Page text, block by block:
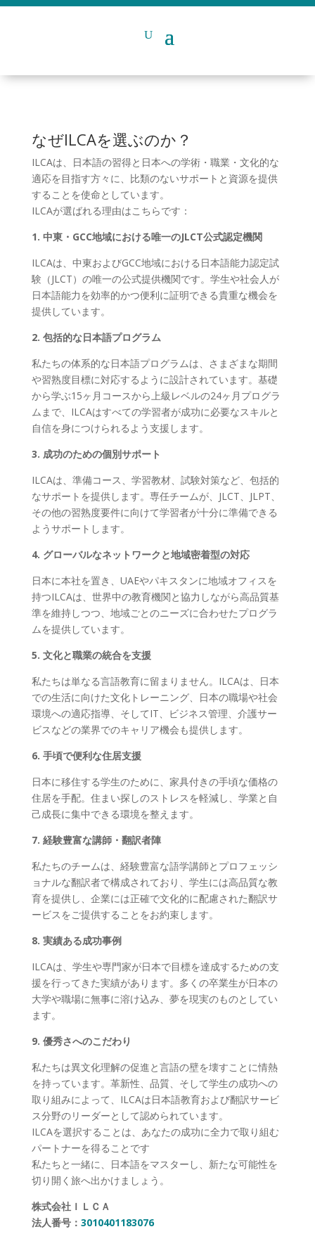
なぜILCAを選ぶのか？
ILCAは、日本語の習得と日本への学術・職業・文化的な
適応を目指す方々に、比類のないサポートと資源を提供
することを使命としています。
ILCAが選ばれる理由はこちらです：
1. 中東・GCC地域における唯一のJLCT公式認定機関
ILCAは、中東およびGCC地域における日本語能力認定試
験（JLCT）の唯一の公式提供機関です。学生や社会人が
日本語能力を効率的かつ便利に証明できる貴重な機会を
提供しています。
2. 包括的な日本語プログラム
私たちの体系的な日本語プログラムは、さまざまな期間
や習熟度目標に対応するように設計されています。基礎
から学ぶ15ヶ月コースから上級レベルの24ヶ月プログラ
ムまで、ILCAはすべての学習者が成功に必要なスキルと
自信を身につけられるよう支援します。
3. 成功のための個別サポート
ILCAは、準備コース、学習教材、試験対策など、包括的
なサポートを提供します。専任チームが、JLCT、JLPT、
その他の習熟度要件に向けて学習者が十分に準備できる
ようサポートします。
4. グローバルなネットワークと地域密着型の対応
日本に本社を置き、UAEやパキスタンに地域オフィスを
持つILCAは、世界中の教育機関と協力しながら高品質基
準を維持しつつ、地域ごとのニーズに合わせたプログラ
ムを提供しています。
5. 文化と職業の統合を支援
私たちは単なる言語教育に留まりません。ILCAは、日本
での生活に向けた文化トレーニング、日本の職場や社会
環境への適応指導、そしてIT、ビジネス管理、介護サー
ビスなどの業界でのキャリア機会も提供します。
6. 手頃で便利な住居支援
日本に移住する学生のために、家具付きの手頃な価格の
住居を手配。住まい探しのストレスを軽減し、学業と自
己成長に集中できる環境を整えます。
7. 経験豊富な講師・翻訳者陣
私たちのチームは、経験豊富な語学講師とプロフェッシ
ョナルな翻訳者で構成されており、学生には高品質な教
育を提供し、企業には正確で文化的に配慮された翻訳サ
ービスをご提供することをお約束します。
8. 実績ある成功事例
ILCAは、学生や専門家が日本で目標を達成するための支
援を行ってきた実績があります。多くの卒業生が日本の
大学や職場に無事に溶け込み、夢を現実のものとしてい
ます。
9. 優秀さへのこだわり
私たちは異文化理解の促進と言語の壁を壊すことに情熱
を持っています。革新性、品質、そして学生の成功への
取り組みによって、ILCAは日本語教育および翻訳サービ
ス分野のリーダーとして認められています。
ILCAを選択することは、あなたの成功に全力で取り組む
パートナーを得ることです
私たちと一緒に、日本語をマスターし、新たな可能性を
切り開く旅へ出かけましょう。
株式会社ＩＬＣＡ
法人番号： 3010401183076